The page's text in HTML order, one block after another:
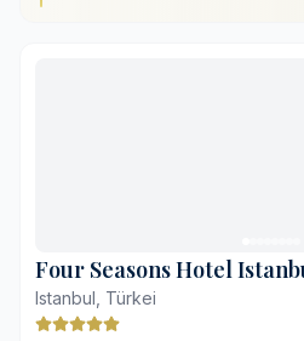
Four Seasons Hotel
Istanbul, Türkei